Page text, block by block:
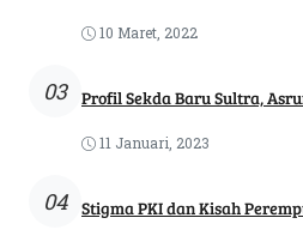
10 Maret, 2022
03 Profil Sekda Baru Sultra,
11 Januari, 2023
04 Stigma PKI dan Kisah